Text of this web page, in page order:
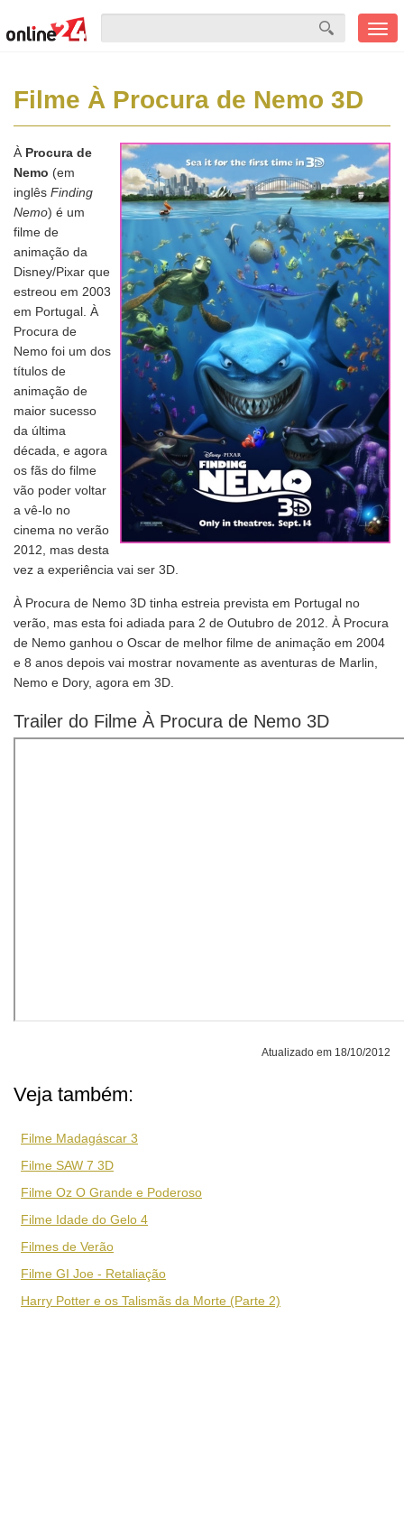
Filme À Procura de Nemo 3D
À Procura de
Nemo (em
inglês Finding
Nemo) é um
filme de
animação da
Disney/Pixar que
estreou em 2003
em Portugal. À
Procura de
Nemo foi um dos
títulos de
animação de
maior sucesso
da última
década, e agora
os fãs do filme
vão poder voltar
a vê-lo no
cinema no verão
2012, mas desta
vez a experiência vai ser 3D.
À Procura de Nemo 3D tinha estreia prevista em Portugal no
verão, mas esta foi adiada para 2 de Outubro de 2012. À Procura
de Nemo ganhou o Oscar de melhor filme de animação em 2004
e 8 anos depois vai mostrar novamente as aventuras de Marlin,
Nemo e Dory, agora em 3D.
Trailer do Filme À Procura de Nemo 3D
Atualizado em 18/10/2012
Veja também:
Filme Madagáscar 3
Filme SAW 7 3D
Filme Oz O Grande e Poderoso
Filme Idade do Gelo 4
Filmes de Verão
Filme GI Joe - Retaliação
Harry Potter e os Talismãs da Morte (Parte 2)